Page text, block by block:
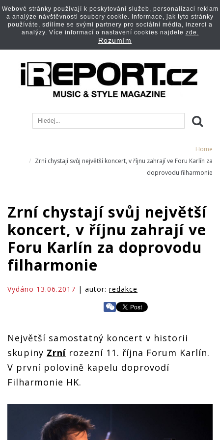
Home
Zrní chystají svůj největší koncert, v říjnu zahrají ve Foru Karlín za
doprovodu filharmonie
Zrní chystají svůj největší
koncert, v říjnu zahrají ve
Foru Karlín za doprovodu
filharmonie
Vydáno 13.06.2017 | autor: redakce
Největší samostatný koncert v historii
skupiny Zrní rozezní 11. října Forum Karlín.
V první polovině kapelu doprovodí
Filharmonie HK.
Webové stránky používají k poskytování služeb, personalizaci reklam
a analýze návštěvnosti soubory cookie. Informace, jak tyto stránky
používáte, sdílíme se svými partnery pro sociální média, inzerci a
analýzy. Více informací o nastavení cookies najdete zde.
Rozumím